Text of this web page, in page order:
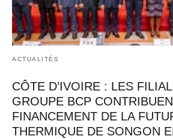
ACTUALITÉS
CÔTE D’IVOIRE : LES
GROUPE BCP
FINANCEMENT DE LA
THERMIQUE DE SONGON